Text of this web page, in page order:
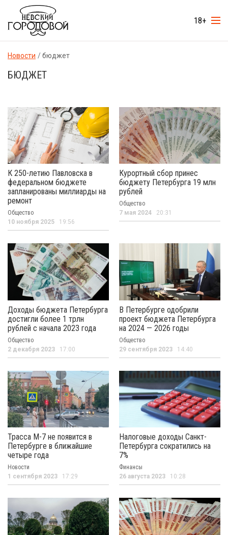
18+
Новости бюджет
БЮДЖЕТ
К 250-летию Павловска в
федеральном бюджете
запланированы миллиарды на
ремонт
Общество
10 ноября 2025 19:56
Курортный сбор принес
бюджету Петербурга 19 млн
рублей
Общество
7 мая 2024 20:31
Доходы бюджета Петербурга
достигли более 1 трлн
рублей с начала 2023 года
Общество
2 декабря 2023 17:00
В Петербурге одобрили
проект бюджета Петербурга
на 2024 — 2026 годы
Общество
29 сентября 2023 14:40
Трасса M-7 не появится в
Петербурге в ближайшие
четыре года
Новости
1 сентября 2023 17:29
Налоговые доходы Санкт-
Петербурга сократились на
7%
Финансы
26 августа 2023 10:28